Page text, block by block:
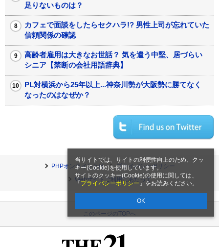
当サイトでは、サイトの利便性向上のため、クッ
キー(Cookie)を使用しています。
サイトのクッキー(Cookie)の使用に関しては、
「 プライバシーポリシー 」をお読みください。
OK
足りないものは？
カフェで面談をしたらセクハラ!? 男性上司が忘れていた
信頼関係の確認
高齢者雇用は大きなお世話？ 気を遣う中堅、居づらい
シニア【禁断の会社用語辞典】
PL対横浜から25年以上...神奈川勢が大阪勢に勝てなく
なったのはなぜか？
PHPオンラインとは
プライバシーポリシー
Webサイトご利用にあたって
このページのTOPへ